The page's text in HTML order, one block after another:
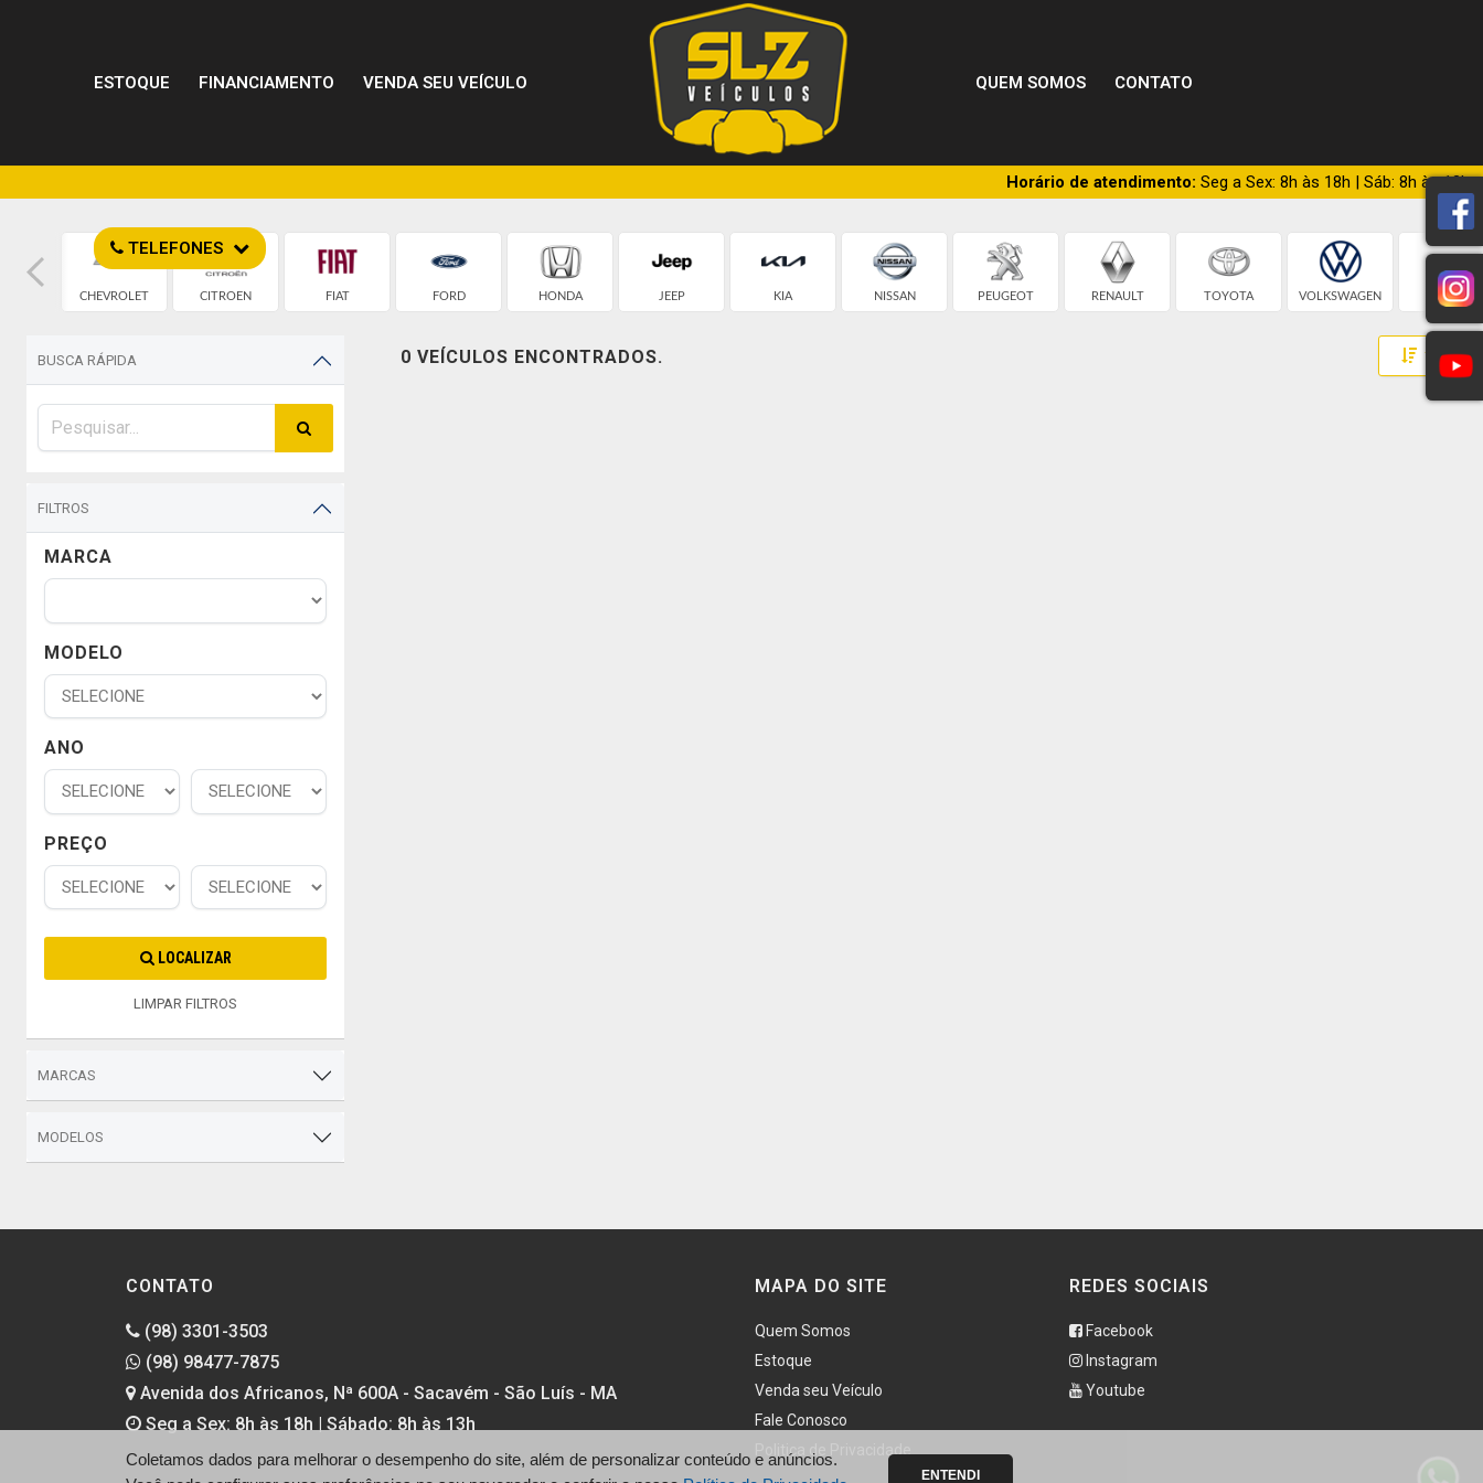
ESTOQUE FINANCIAMENTO VENDA SEU VEÍCULO QUEM SOMOS CONTATO
TELEFONES
Horário de atendimento: Seg a Sex: 8h às 18h | Sáb: 8h às 13h
CHEVROLET CITROEN FIAT FORD HONDA JEEP KIA NISSAN PEUGEOT RENAULT TOYOTA VOLKSWAGEN BMW
BUSCA RÁPIDA
FILTROS
MARCA
MODELO
ANO
PREÇO
LOCALIZAR
LIMPAR FILTROS
MARCAS
MODELOS
0 VEÍCULOS ENCONTRADOS. Toggle
CONTATO
(98) 3301-3503
(98) 98477-7875
Avenida dos Africanos, Nª 600A - Sacavém - São Luís - MA
Seg a Sex: 8h às 18h | Sábado: 8h às 13h
MAPA DO SITE
Quem Somos
Estoque
Venda seu Veículo
Fale Conosco
Politica de Privacidade
REDES SOCIAIS
Facebook
Instagram
Youtube
Coletamos dados para melhorar o desempenho do site, além de personalizar conteúdo e anúncios.
ENTENDI